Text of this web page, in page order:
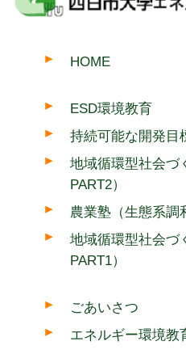
HOME
ESD環境教育
持続可能な開発目
地域循環型社会づ
PART2）
農業塾（生態系調
地域循環型社会づ
PART1）
ごあいさつ
エネルギー環境教